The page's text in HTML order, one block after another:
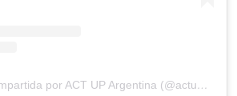
Una publicación compartida por ACT UP Argentina (@actup.ar)